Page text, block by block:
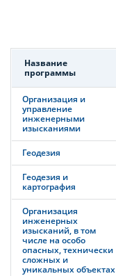
Название
программы
Организация и
управление
инженерными
изысканиями
Геодезия
Геодезия и
картография
Организация
инженерных
изысканий, в том
числе на особо
опасных, технически
сложных и
уникальных объектах